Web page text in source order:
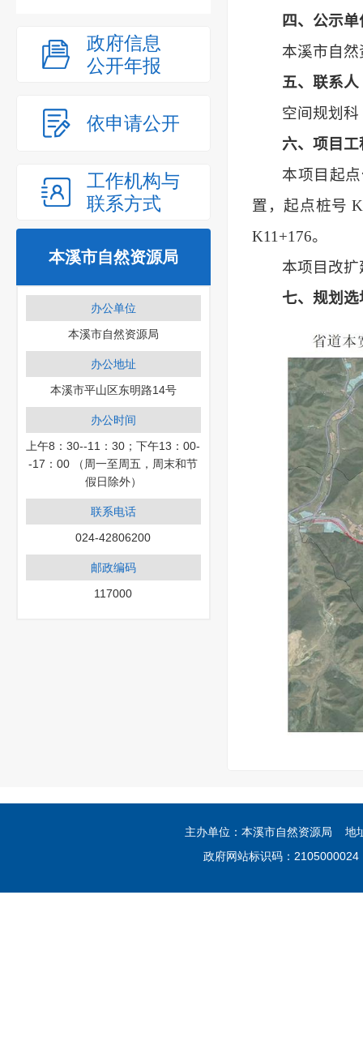
政府信息
公开年报
依申请公开
工作机构与
联系方式
本溪市自然资源局
办公单位
本溪市自然资源局
办公地址
本溪市平山区东明路14号
办公时间
上午8：30--11：30；下午13：00-
-17：00 （周一至周五，周末和节
假日除外）
联系电话
024-42806200
邮政编码
117000
四、公示单
本溪市自
五、联系人
空间规划
六、项目
本项目 起
置，起点桩号
K11+176。
本项目改
七、规划
主办单位：本溪市自然资源局 地
政府网站标识码：